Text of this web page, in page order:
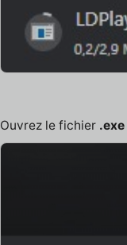
Ouvrez le fichier .exe